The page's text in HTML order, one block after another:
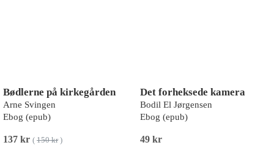
Bødlerne på kirkegården
Arne Svingen
Ebog (epub)
137 kr ( 150 kr)
Det forheksede kamera
Bodil El Jørgensen
Ebog (epub)
49 kr